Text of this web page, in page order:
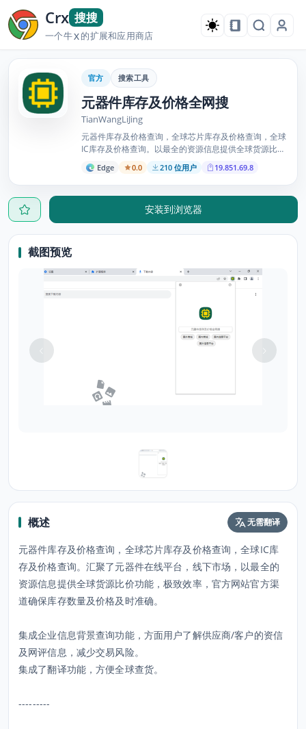
Crx 搜搜
一个牛X的扩展和应用商店
官方 搜索工具
元器件库存及价格全网搜
TianWangLiJing
元器件库存及价格查询，全球芯片库存及价格查询，全球
IC库存及价格查询。以最全的资源信息提供全球货源比价
功能，官方网站官方渠道确保库存数量及价格及时准确
Edge 0.0 210 位用户 19.851.69.8
安装到浏览器
截图预览
概述 无需翻译
元器件库存及价格查询，全球芯片库存及价格查询，全球IC库
存及价格查询。汇聚了元器件在线平台，线下市场，以最全的
资源信息提供全球货源比价功能，极致效率，官方网站官方渠
道确保库存数量及价格及时准确。
集成企业信息背景查询功能，方面用户了解供应商/客户的资信
及网评信息，减少交易风险。
集成了翻译功能，方便全球查货。
---------